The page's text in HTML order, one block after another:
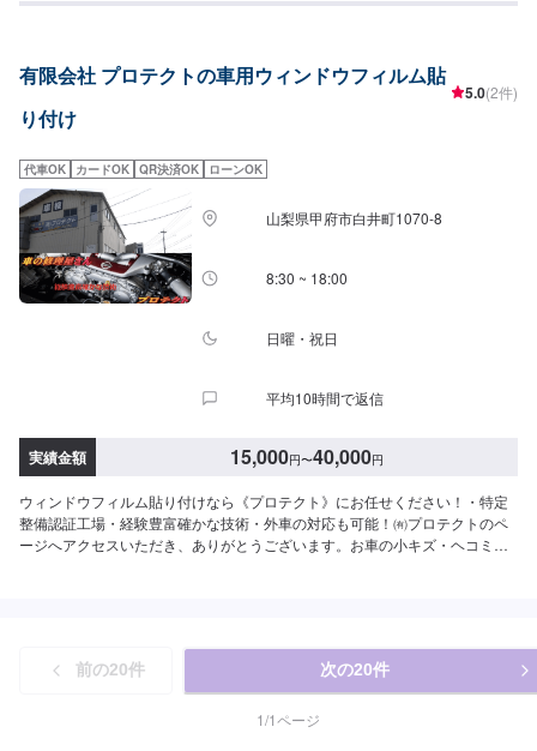
で、ご予約をお待ちしております。カスタム(合法のもの)も自信を持っており
意としておりますので、弊社にお任せください。
有限会社 プロテクトの車用ウィンドウフィルム貼
り付け
5.0(2件)
代車OK カードOK QR決済OK ローンOK
山梨県甲府市白井町1070-8
8:30 ~ 18:00
日曜・祝日
平均10時間で返信
実績金額 15,000円〜40,000円
ウィンドウフィルム貼り付けなら《プロテクト》にお任せください！・特定
整備認証工場・経験豊富確かな技術・外車の対応も可能！㈲プロテクトのペ
ージへアクセスいただき、ありがとうございます。お車の小キズ・ヘコミ・
【3】お見積りにご納得いただければ作業開始【4】仕上がり次第納車《代車
について》お車をお預かりしている間は、無料の代車貸し出しをご利用くだ
さい。※ガソリン代はお客様にご負担頂いております。予めご了承ください。
《注意》※写真は見本です。状態や車種などにより金額が変わりますので、予
前の20件 次の20件
1/1ページ